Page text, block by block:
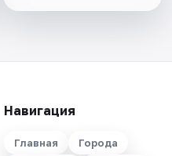
Навигация
Главная
Города